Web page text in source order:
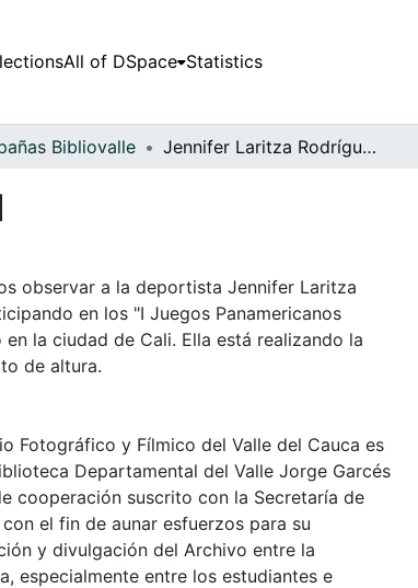
All of DSpace Statistics
Bibliovalle Jennifer Laritza Rodríguez Carvajal
observar a la deportista Jennifer Laritza
en los "I Juegos Panamericanos
la ciudad de Cali. Ella está realizando la
de altura.
Fotográfico y Fílmico del Valle del Cauca es
Departamental del Valle Jorge Garcés
cooperación suscrito con la Secretaría de
el fin de aunar esfuerzos para su
y divulgación del Archivo entre la
especialmente entre los estudiantes e